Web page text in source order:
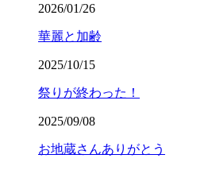
2026/01/26
華麗と加齢
2025/10/15
祭りが終わった！
2025/09/08
お地蔵さんありがとう